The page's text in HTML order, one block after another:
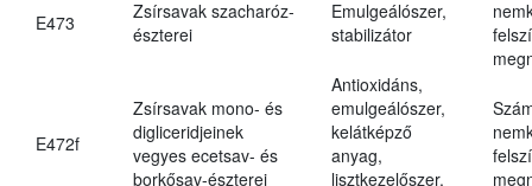
E473
Zsírsavak szacharóz-
észterei
Emulgeálószer,
stabilizátor
E472f
Zsírsavak mono- és
digliceridjeinek
vegyes ecetsav- és
borkősav-észterei
Antioxidáns,
emulgeálószer,
kelátképző
anyag,
lisztkezelőszer,